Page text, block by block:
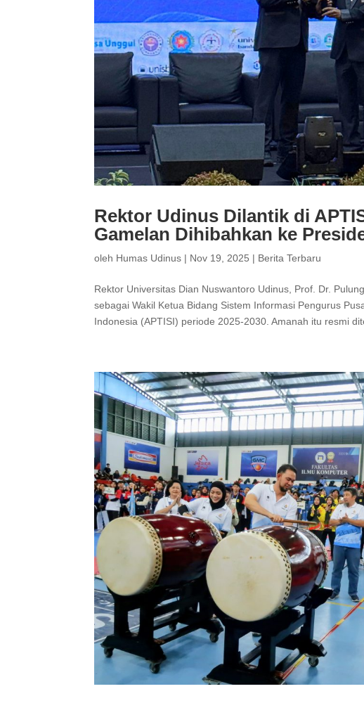
Rektor Udinus Dilantik di
Gamelan Dihibahkan ke
oleh Humas Udinus | Nov 19, 2025 | Berita Terbaru
Rektor Universitas Dian Nuswantoro Udinus, Prof. Dr.
sebagai Wakil Ketua Bidang Sistem Informasi Pengurus
Indonesia (APTISI) periode 2025-2030. Amanah itu resmi